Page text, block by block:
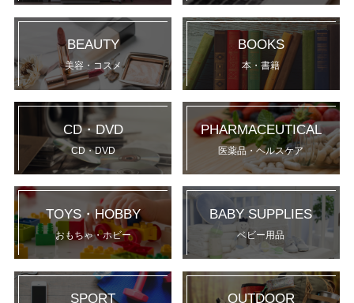
BEAUTY
美容・コスメ
BOOKS
本・書籍
CD・DVD
CD・DVD
PHARMACEUTICAL
医薬品・ヘルスケア
TOYS・HOBBY
おもちゃ・ホビー
BABY SUPPLIES
ベビー用品
SPORT OUTDOOR